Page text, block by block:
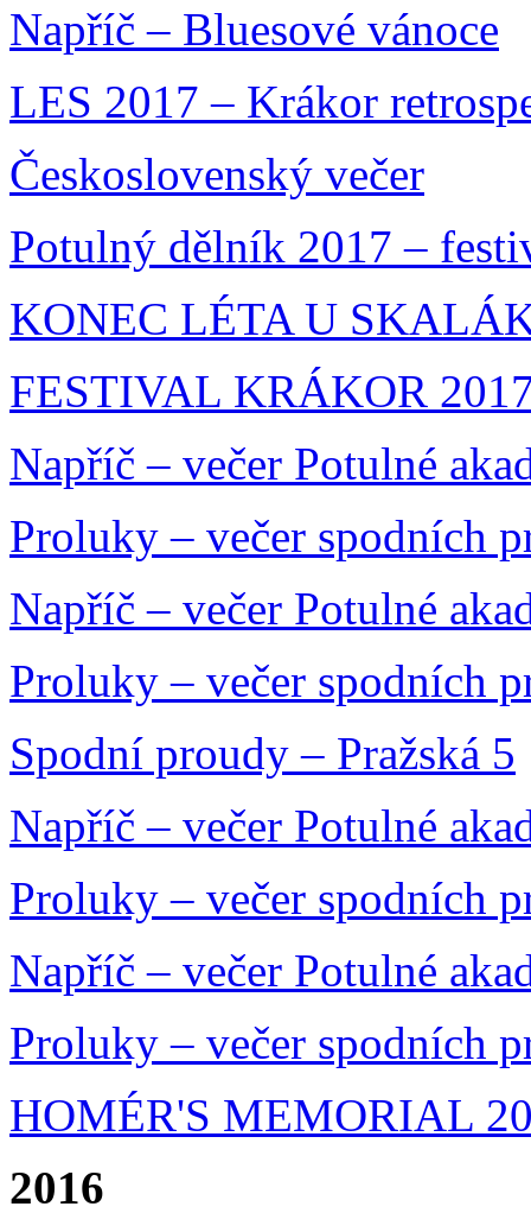
Napříč – Bluesové vánoce
LES 2017 – Krákor
Československý večer
Potulný dělník 2017 –
KONEC LÉTA U
FESTIVAL KRÁKOR
Napříč – večer Potulné
Proluky – večer spodních
Napříč – večer Potulné
Proluky – večer spodních
Spodní proudy – Pražská 5
Napříč – večer Potulné
Proluky – večer spodních
Napříč – večer Potulné
Proluky – večer spodních
HOMÉR'S MEMORIAL
2016